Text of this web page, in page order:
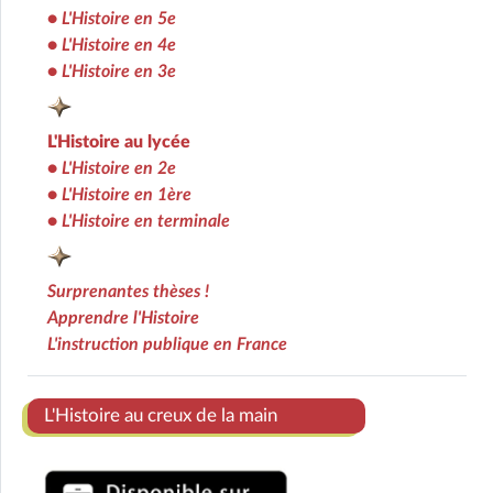
• L'Histoire en 5e
• L'Histoire en 4e
• L'Histoire en 3e
L'Histoire au lycée
• L'Histoire en 2e
• L'Histoire en 1ère
• L'Histoire en terminale
Surprenantes thèses !
Apprendre l'Histoire
L'instruction publique en France
L'Histoire au creux de la main